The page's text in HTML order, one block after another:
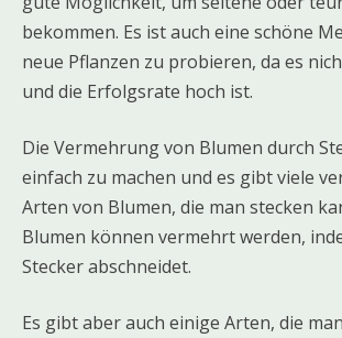
bekommen. Es ist auch eine schöne
neue Pflanzen zu probieren, da es
und die Erfolgsrate hoch ist.
Die Vermehrung von Blumen durch
einfach zu machen und es gibt viele
Arten von Blumen, die man stecken
Blumen können vermehrt werden,
Stecker abschneidet.
Es gibt aber auch einige Arten, die